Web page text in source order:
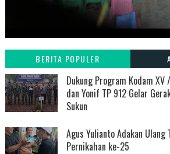
BERITA POPULER
Dukung Program Kodam
dan Yonif TP 912 Gelar
Sukun
Agus Yulianto Adakan Ulang
Pernikahan ke-25